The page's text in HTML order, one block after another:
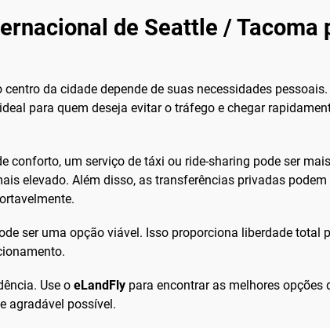
de Seattle / Tacoma
centro da cidade depende de suas necessidades
para quem deseja evitar o tráfego e chegar
um serviço de táxi ou ride-sharing pode ser
elevado. Além disso, as transferências privadas podem
ser uma opção viável. Isso proporciona liberdade total
Use o eLandFly para encontrar as melhores opções
agradável possível.